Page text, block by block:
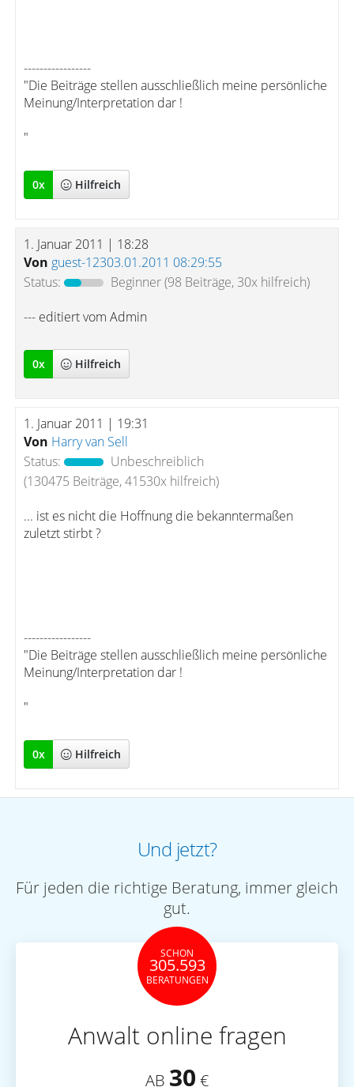
-----------------
"Die Beiträge stellen ausschließlich meine persönliche
Meinung/Interpretation dar !
"
0x Hilfreich
1. Januar 2011 | 18:28
Von guest-12303.01.2011 08:29:55
Status:
Beginner(98 Beiträge, 30x hilfreich)
--- editiert vom Admin
0x Hilfreich
1. Januar 2011 | 19:31
Von Harry van Sell
Status:
Unbeschreiblich
(130475 Beiträge, 41530x hilfreich)
... ist es nicht die Hoffnung die bekanntermaßen
zuletzt stirbt ?
-----------------
"Die Beiträge stellen ausschließlich meine persönliche
Meinung/Interpretation dar !
"
0x Hilfreich
Und jetzt?
Für jeden die richtige Beratung, immer gleich
gut.
SCHON
305.593
BERATUNGEN
Anwalt online fragen
AB 30 €